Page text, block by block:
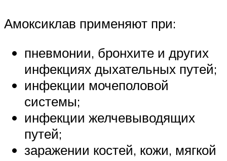
Амоксиклав применяют при:
пневмонии, бронхите и других
инфекциях дыхательных путей;
инфекции мочеполовой
системы;
инфекции желчевыводящих
путей;
заражении костей, кожи, мягкой